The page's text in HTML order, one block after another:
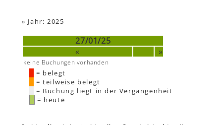
» Jahr: 2025
27/01/25
«
»
keine Buchungen vorhanden
= belegt
= teilweise belegt
= Buchung liegt in der Vergangenheit
= heute